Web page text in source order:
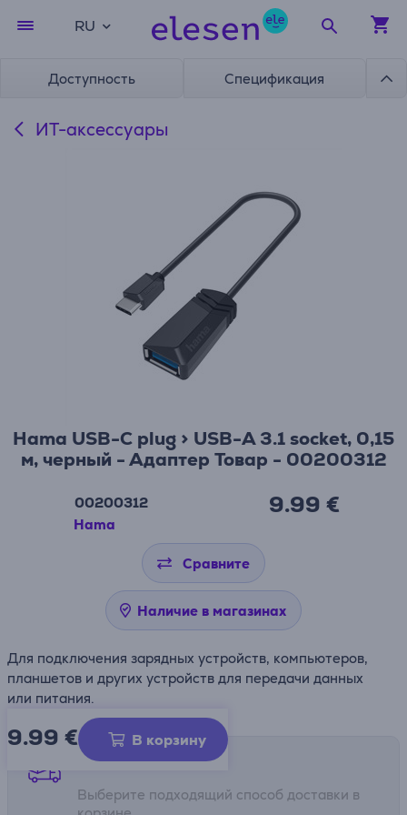
RU
Доступность Спецификация
ИТ-аксессуары
Hama USB-C plug > USB-A 3.1 socket, 0,15
м, черный - Адаптер Товар - 00200312
00200312
Hama
9.99 €
Сравните
Наличие в магазинах
Для подключения зарядных устройств, компьютеров,
планшетов и других устройств для передачи данных
или питания.
9.99 € В корзину
Способы доставки
Выберите подходящий способ доставки в